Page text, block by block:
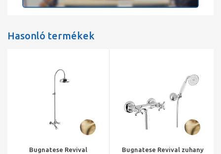
Hasonló termékek
Bugnatese Revival
Bugnatese Revival zuhany